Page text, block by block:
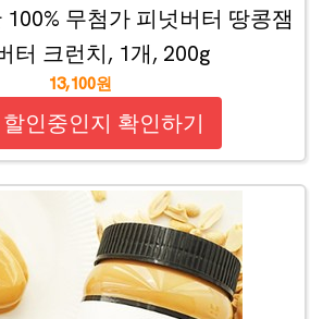
무첨가 피넛버터 땅콩잼
터 크런치, 1개, 200g
13,100원
인중인지 확인하기